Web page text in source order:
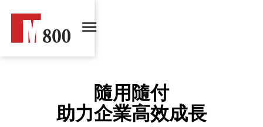
隨用隨付
助力企業高效成長